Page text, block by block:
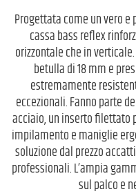
Progettata come un vero
cassa bass reflex
orizzontale che in
betulla di 18 mm e
estremamente
eccezionali. Fanno parte
acciaio, un inserto filettato
impilamento e maniglie
soluzione dal prezzo
professionali. L’ampia
sul palco e